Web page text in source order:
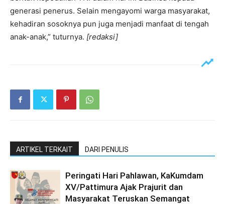
generasi penerus. Selain mengayomi warga masyarakat,
kehadiran sosoknya pun juga menjadi manfaat di tengah
anak-anak,” tuturnya. [redaksi]
ARTIKEL TERKAIT DARI PENULIS
Peringati Hari Pahlawan, KaKumdam
XV/Pattimura Ajak Prajurit dan
Masyarakat Teruskan Semangat